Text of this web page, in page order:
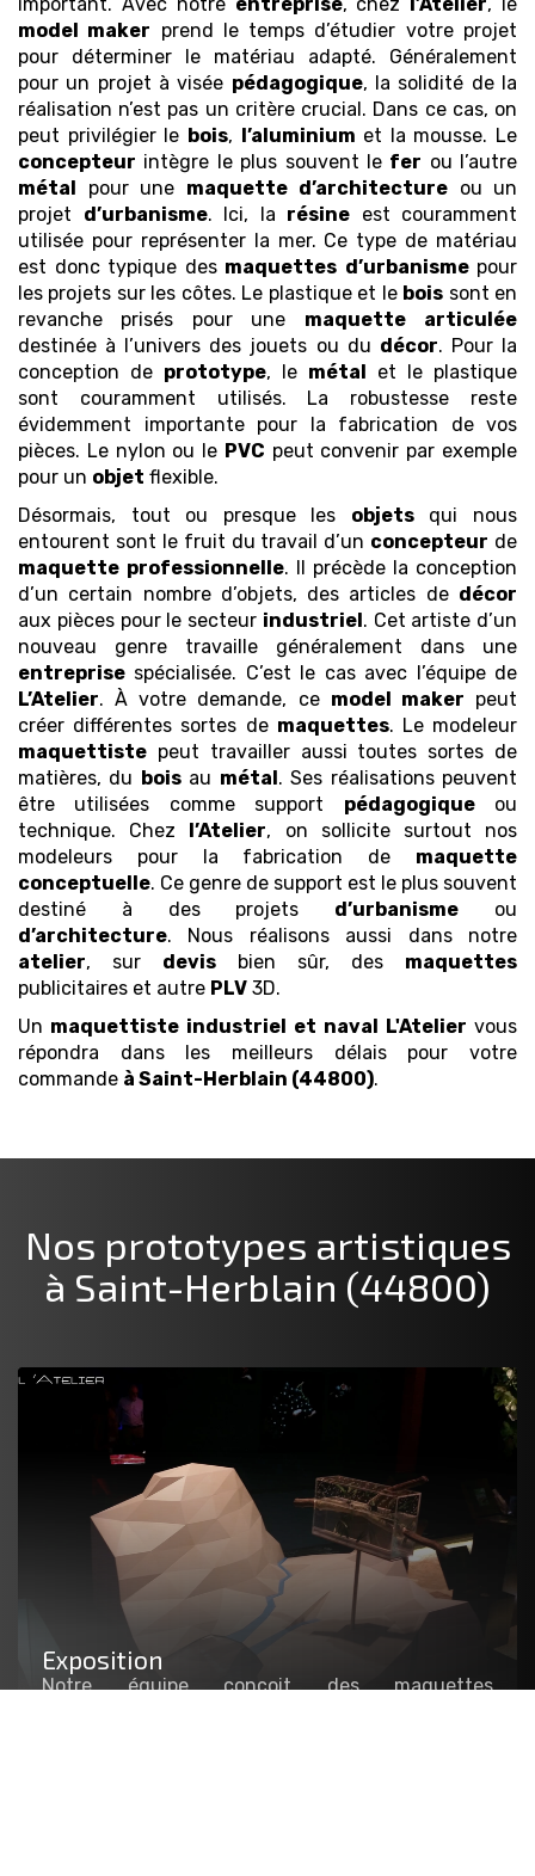
important. Avec notre entreprise, chez l’Atelier, le
model maker prend le temps d’étudier votre projet
pour déterminer le matériau adapté. Généralement
pour un projet à visée pédagogique, la solidité de la
réalisation n’est pas un critère crucial. Dans ce cas, on
peut privilégier le bois, l’aluminium et la mousse. Le
concepteur intègre le plus souvent le fer ou l’autre
métal
pour une maquette d’architecture ou un
projet d’urbanisme. Ici, la résine est couramment
utilisée pour représenter la mer. Ce type de matériau
est donc typique des maquettes d’urbanismepour
les projets sur les côtes. Le plastique et le bois sont en
revanche prisés pour une maquette
articulée
destinée à l’univers des jouets ou du décor. Pour la
conception de prototype, le métal
et le plastique
sont couramment utilisés. La robustesse reste
évidemment importante pour la fabrication de vos
pièces. Le nylon ou le PVC peut convenir par exemple
pour un objet flexible.
Désormais, tout ou presque les objetsqui nous
entourent sont le fruit du travail d’un concepteur de
maquette professionnelle. Il précède la conception
d’un certain nombre d’objets, des articles de décor
aux pièces pour le secteur industriel . Cet artiste d’un
nouveau genre travaille généralement dans une
entreprise spécialisée. C’est le cas avec l’équipe de
L’Atelier. À votre demande, ce model maker peut
créer différentes sortes de maquettes. Le modeleur
maquettiste peut travailler aussi toutes sortes de
matières, du boisau métal . Ses réalisations peuvent
être utilisées comme support pédagogiqueou
technique. Chez
l’Atelier, on sollicite surtout nos
modeleurs pour la fabrication de maquette
conceptuelle. Ce genre de support est le plus souvent
destiné à des projets d’urbanisme ou
d’architecture. Nous réalisons aussi dans notre
atelier, sur devis bien sûr, des maquettes
publicitaires et autre PLV 3D.
Un maquettiste industriel et naval L'Atelier vous
répondra dans les meilleurs délais pour votre
commande à Saint-Herblain (44800).
Nos prototypes artistiques
à Saint-Herblain (44800)
Exposition
Notre équipe conçoit des maquettes